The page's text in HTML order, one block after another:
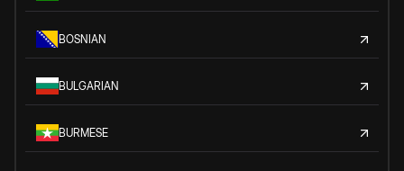
BOSNIAN
BULGARIAN
BURMESE